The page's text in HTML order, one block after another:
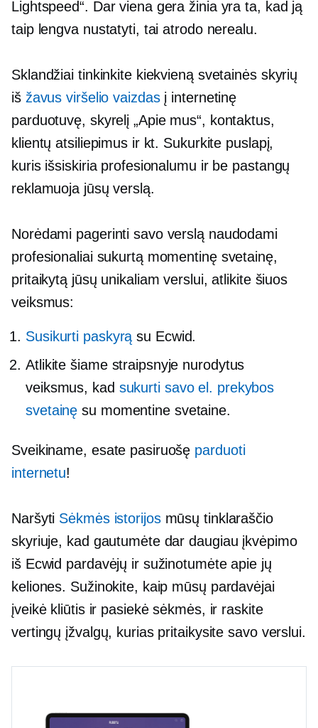
Lightspeed“. Dar viena gera žinia yra ta, kad ją
taip lengva nustatyti, tai atrodo nerealu.
Sklandžiai tinkinkite kiekvieną svetainės skyrių
iš žavus viršelio vaizdasį internetinę
parduotuvę, skyrelį „Apie mus“, kontaktus,
klientų atsiliepimus ir kt. Sukurkite puslapį,
kuris išsiskiria profesionalumu ir be pastangų
reklamuoja jūsų verslą.
Norėdami pagerinti savo verslą naudodami
profesionaliai sukurtą momentinę svetainę,
pritaikytą jūsų unikaliam verslui, atlikite šiuos
veiksmus:
Susikurti paskyrą su Ecwid.
Atlikite šiame straipsnyje nurodytus
veiksmus, kad sukurti savo el. prekybos
svetainę su momentine svetaine.
Sveikiname, esate pasiruošę parduoti
internetu!
Naršyti Sėkmės istorijosmūsų tinklaraščio
skyriuje, kad gautumėte dar daugiau įkvėpimo
iš Ecwid pardavėjų ir sužinotumėte apie jų
keliones. Sužinokite, kaip mūsų pardavėjai
įveikė kliūtis ir pasiekė sėkmės, ir raskite
vertingų įžvalgų, kurias pritaikysite savo verslui.